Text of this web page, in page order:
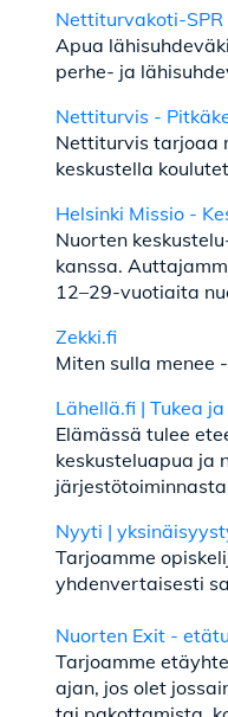
Nettiturvakoti-SPR
Apua
perhe- ja
Nettiturvis -
Nettiturvis tarjoaa
keskustella
Helsinki Missio -
Nuorten
kanssa.
12–29-vuotiaita
Zekki.fi
Miten sulla menee
Lähellä.fi | Tukea
Elämässä tulee
keskusteluapua ja
Nyyti |
Tarjoamme
yhdenvertaisesti
Nuorten Exit -
Tarjoamme
ajan, jos olet